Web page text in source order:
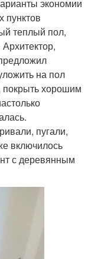
экономии
пунктов
теплый пол,
на пол
покрыть хорошим
пугали,
включилось
с деревянным